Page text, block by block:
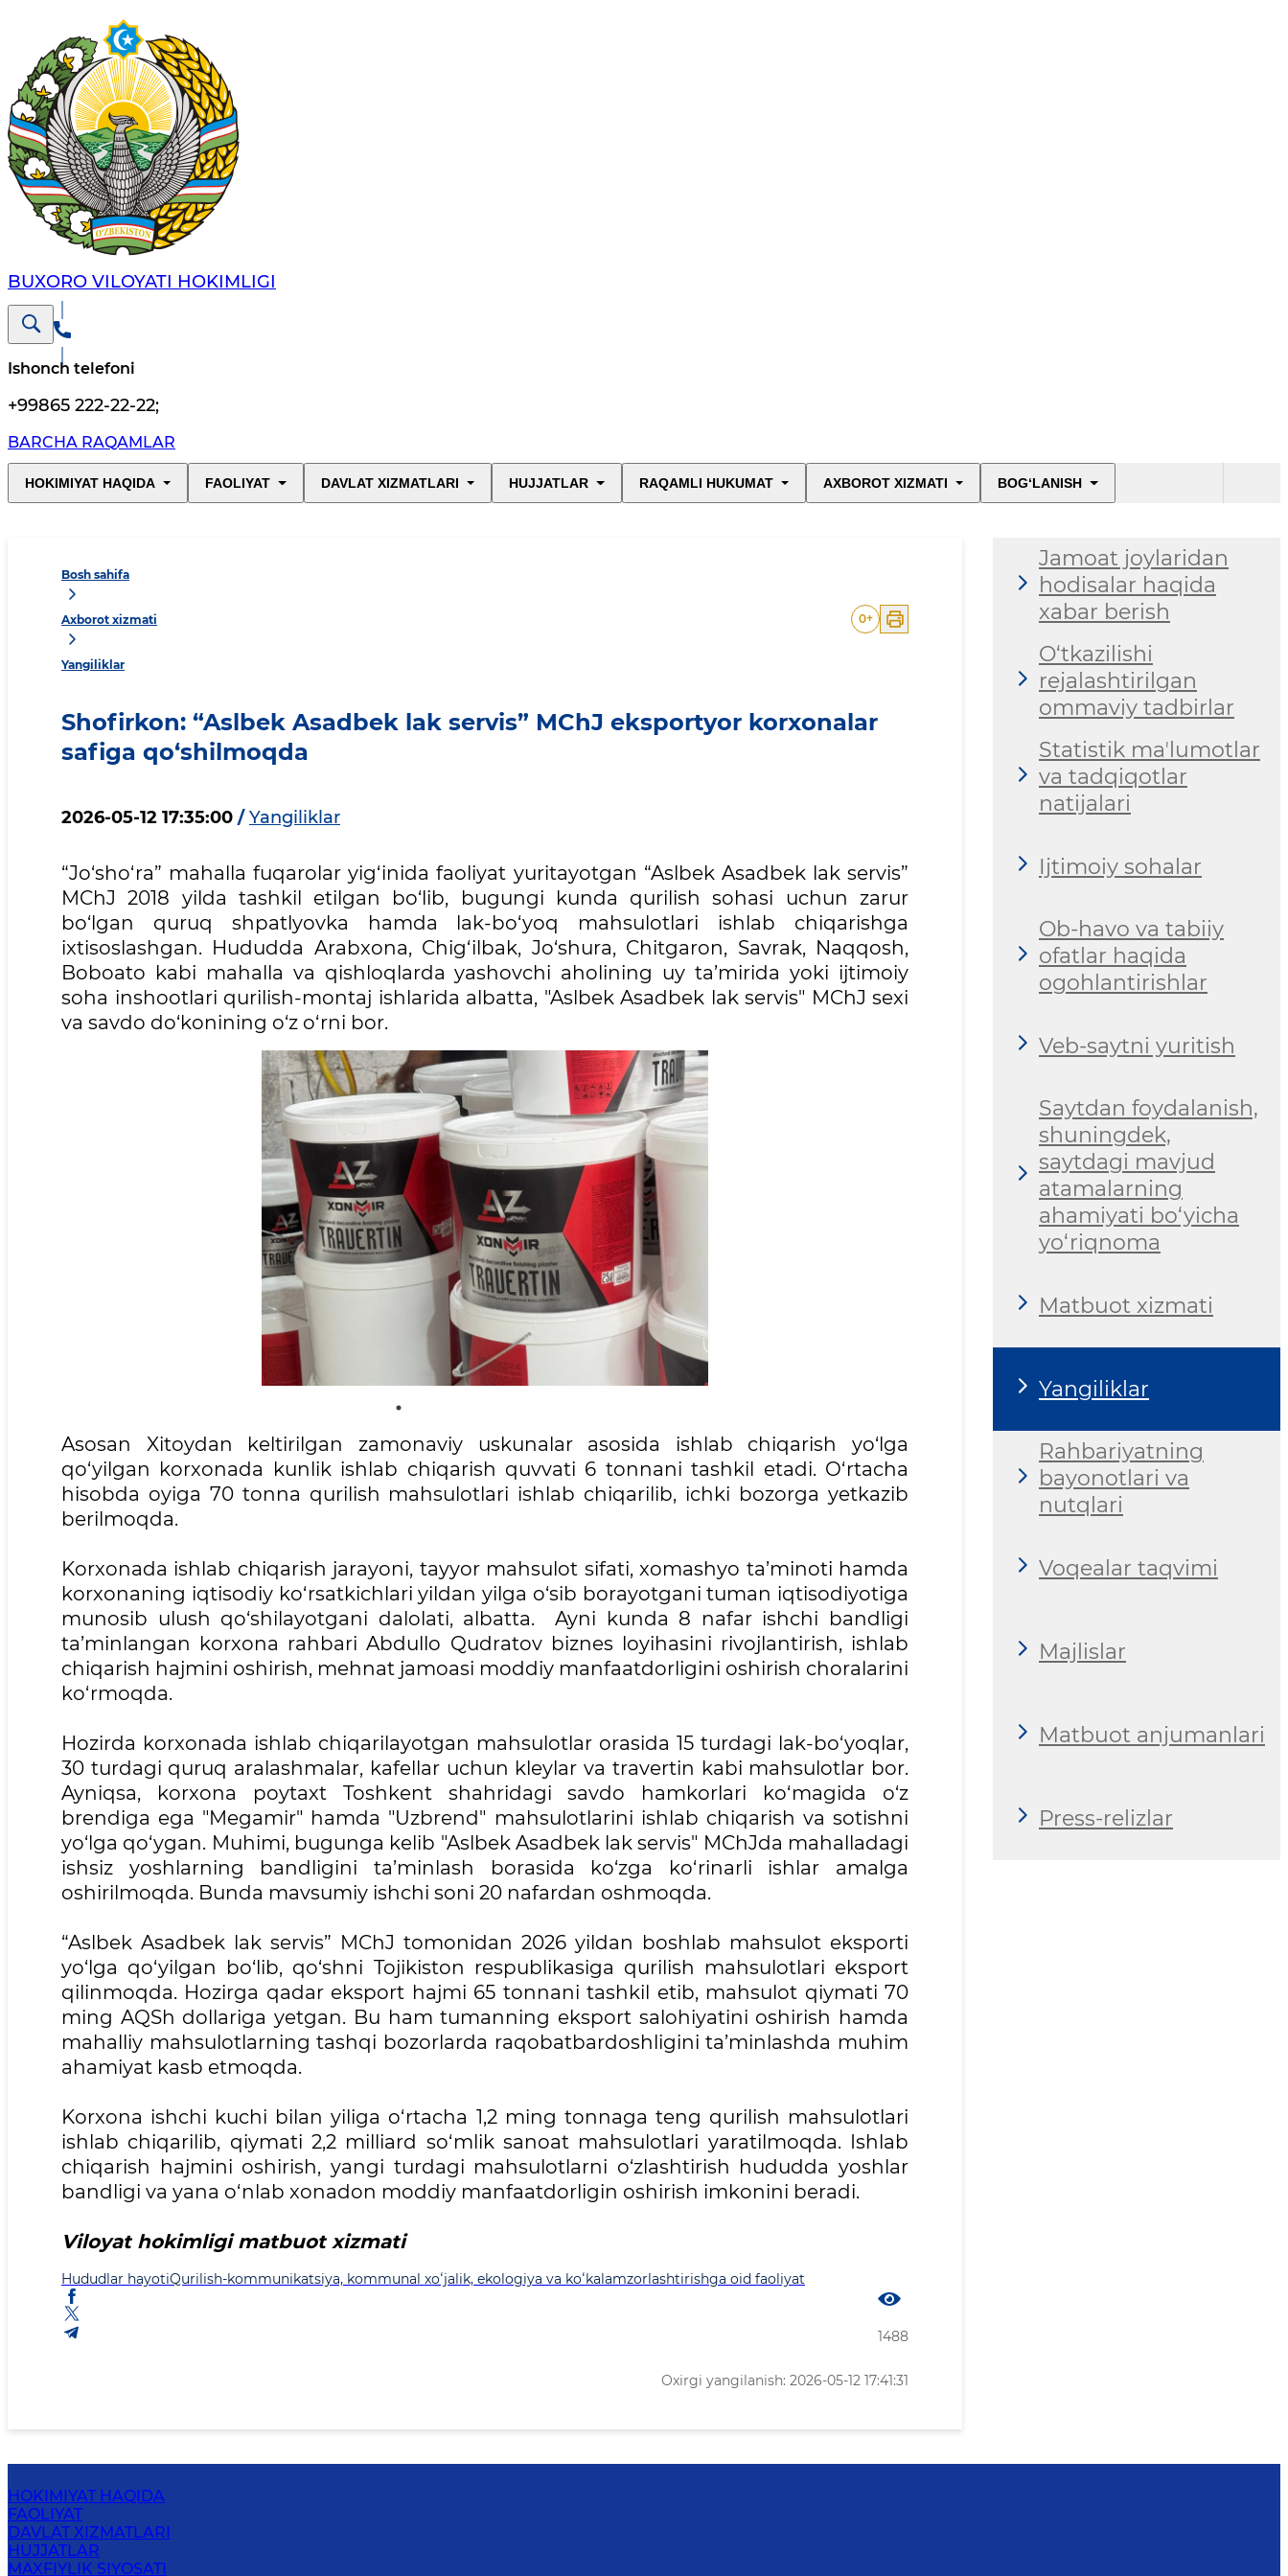
BUXORO VILOYATI HOKIMLIGI
Ishonch telefoni
+99865 222-22-22;
BARCHA RAQAMLAR
HOKIMIYAT HAQIDA FAOLIYAT DAVLAT XIZMATLARI HUJJATLAR RAQAMLI HUKUMAT AXBOROT XIZMATI BOG‘LANISH
Bosh sahifa
Axborot xizmati
Yangiliklar
0+
Shofirkon: “Aslbek Asadbek lak servis” MChJ eksportyor korxonalar
safiga qo‘shilmoqda
2026-05-12 17:35:00 / Yangiliklar
“Jo‘sho‘ra” mahalla fuqarolar yig‘inida faoliyat yuritayotgan “Aslbek Asadbek lak servis”
MChJ 2018 yilda tashkil etilgan bo‘lib, bugungi kunda qurilish sohasi uchun zarur
bo‘lgan quruq shpatlyovka hamda lak-bo‘yoq mahsulotlari ishlab chiqarishga
ixtisoslashgan. Hududda Arabxona, Chig‘ilbak, Jo‘shura, Chitgaron, Savrak, Naqqosh,
Boboato kabi mahalla va qishloqlarda yashovchi aholining uy ta’mirida yoki ijtimoiy
soha inshootlari qurilish-montaj ishlarida albatta, "Aslbek Asadbek lak servis" MChJ sexi
va savdo do‘konining o‘z o‘rni bor.
Asosan Xitoydan keltirilgan zamonaviy uskunalar asosida ishlab chiqarish yo‘lga
qo‘yilgan korxonada kunlik ishlab chiqarish quvvati 6 tonnani tashkil etadi. O‘rtacha
hisobda oyiga 70 tonna qurilish mahsulotlari ishlab chiqarilib, ichki bozorga yetkazib
berilmoqda.
Korxonada ishlab chiqarish jarayoni, tayyor mahsulot sifati, xomashyo ta’minoti hamda
korxonaning iqtisodiy ko‘rsatkichlari yildan yilga o‘sib borayotgani tuman iqtisodiyotiga
munosib ulush qo‘shilayotgani dalolati, albatta. Ayni kunda 8 nafar ishchi bandligi
ta’minlangan korxona rahbari Abdullo Qudratov biznes loyihasini rivojlantirish, ishlab
chiqarish hajmini oshirish, mehnat jamoasi moddiy manfaatdorligini oshirish choralarini
ko‘rmoqda.
Hozirda korxonada ishlab chiqarilayotgan mahsulotlar orasida 15 turdagi lak-bo‘yoqlar,
30 turdagi quruq aralashmalar, kafellar uchun kleylar va travertin kabi mahsulotlar bor.
Ayniqsa, korxona poytaxt Toshkent shahridagi savdo hamkorlari ko‘magida o‘z
brendiga ega "Megamir" hamda "Uzbrend" mahsulotlarini ishlab chiqarish va sotishni
yo‘lga qo‘ygan. Muhimi, bugunga kelib "Aslbek Asadbek lak servis" MChJda mahalladagi
ishsiz yoshlarning bandligini ta’minlash borasida ko‘zga ko‘rinarli ishlar amalga
oshirilmoqda. Bunda mavsumiy ishchi soni 20 nafardan oshmoqda.
“Aslbek Asadbek lak servis” MChJ tomonidan 2026 yildan boshlab mahsulot eksporti
yo‘lga qo‘yilgan bo‘lib, qo‘shni Tojikiston respublikasiga qurilish mahsulotlari eksport
qilinmoqda. Hozirga qadar eksport hajmi 65 tonnani tashkil etib, mahsulot qiymati 70
ming AQSh dollariga yetgan. Bu ham tumanning eksport salohiyatini oshirish hamda
mahalliy mahsulotlarning tashqi bozorlarda raqobatbardoshligini ta’minlashda muhim
ahamiyat kasb etmoqda.
Korxona ishchi kuchi bilan yiliga o‘rtacha 1,2 ming tonnaga teng qurilish mahsulotlari
ishlab chiqarilib, qiymati 2,2 milliard so‘mlik sanoat mahsulotlari yaratilmoqda. Ishlab
chiqarish hajmini oshirish, yangi turdagi mahsulotlarni o‘zlashtirish hududda yoshlar
bandligi va yana o‘nlab xonadon moddiy manfaatdorligin oshirish imkonini beradi.
Viloyat hokimligi matbuot xizmati
Hududlar hayotiQurilish-kommunikatsiya, kommunal xoʻjalik, ekologiya va koʻkalamzorlashtirishga oid faoliyat
1488
Oxirgi yangilanish: 2026-05-12 17:41:31
Jamoat joylaridan
hodisalar haqida
xabar berish
O‘tkazilishi
rejalashtirilgan
ommaviy tadbirlar
Statistik maʼlumotlar
va tadqiqotlar
natijalari
Ijtimoiy sohalar
Ob-havo va tabiiy
ofatlar haqida
ogohlantirishlar
Veb-saytni yuritish
Saytdan foydalanish,
shuningdek,
saytdagi mavjud
atamalarning
ahamiyati bo‘yicha
yo‘riqnoma
Matbuot xizmati
Yangiliklar
Rahbariyatning
bayonotlari va
nutqlari
Voqealar taqvimi
Majlislar
Matbuot anjumanlari
Press-relizlar
HOKIMIYAT HAQIDA
FAOLIYAT
DAVLAT XIZMATLARI
HUJJATLAR
MAXFIYLIK SIYOSATI